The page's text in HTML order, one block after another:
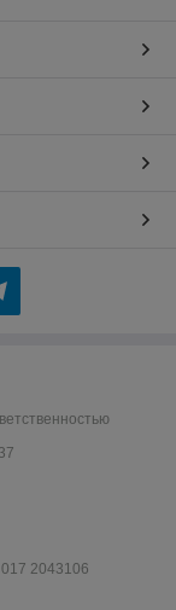
2043106